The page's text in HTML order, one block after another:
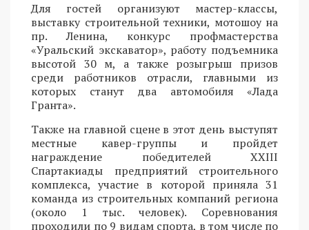
Для гостей организуют мастер-классы,
выставку строительной техники, мотошоу на
пр. Ленина, конкурс профмастерства
«Уральский экскаватор», работу подъемника
высотой 30 м, а также розыгрыш призов
среди работников отрасли, главными из
которых станут два автомобиля «Лада
Гранта».
Также на главной сцене в этот день выступят
местные кавер-группы и пройдет
награждение победителей XXIII
Спартакиады предприятий строительного
комплекса, участие в которой приняла 31
команда из строительных компаний региона
(около 1 тыс. человек). Соревнования
проходили по 9 видам спорта, в том числе по